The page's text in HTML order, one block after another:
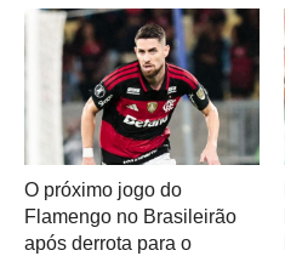
O próximo jogo do
Flamengo no Brasileirão
após derrota para o